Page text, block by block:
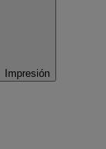
Impresión